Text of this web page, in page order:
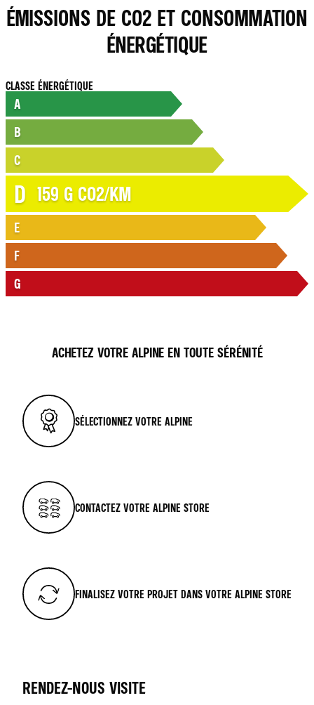
ÉMISSIONS DE CO2 ET CONSOMMATION
ÉNERGÉTIQUE
CLASSE ÉNERGÉTIQUE
A
B
C
D 159 G CO2/KM
E
F
G
ACHETEZ VOTRE ALPINE EN TOUTE SÉRÉNITÉ
SÉLECTIONNEZ VOTRE ALPINE
CONTACTEZ VOTRE ALPINE STORE
FINALISEZ VOTRE PROJET DANS VOTRE ALPINE STORE
RENDEZ-NOUS VISITE